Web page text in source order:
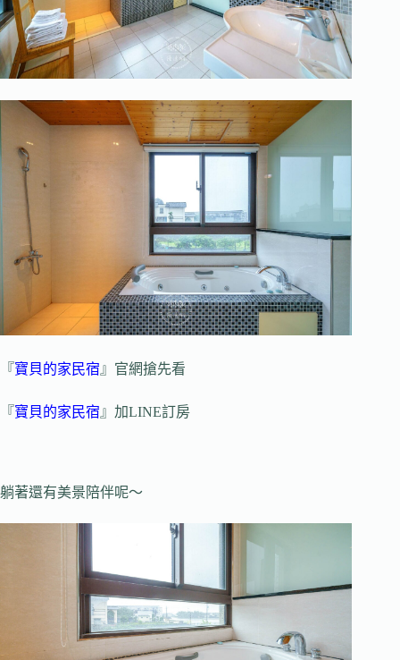
『寶貝的家民宿 』官網搶先看
『寶貝的家民宿 』加LINE訂房
躺著還有美景陪伴呢～